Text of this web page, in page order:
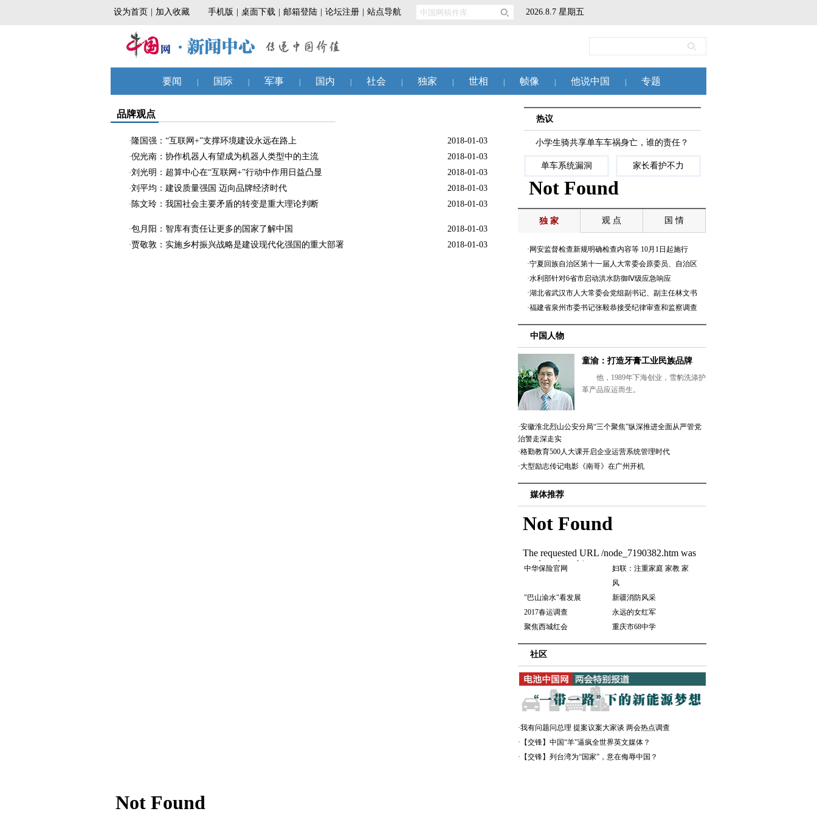
品牌观点
2018-01-03
· 隆国强：“互联网+”支撑环境建设永远在路上
2018-01-03
·倪光南：协作机器人有望成为机器人类型中的主流
2018-01-03
·刘光明：超算中心在“互联网+”行动中作用日益凸显
2018-01-03
·刘平均：建设质量强国 迈向品牌经济时代
2018-01-03
· 陈文玲：我国社会主要矛盾的转变是重大理论判断
2018-01-03
·包月阳：智库有责任让更多的国家了解中国
2018-01-03
·贾敬敦：实施乡村振兴战略是建设现代化强国的重大部署